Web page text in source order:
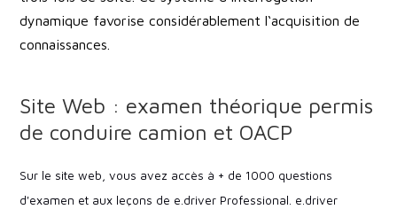
dynamique favorise considérablement l‘acquisition de
connaissances.
Site Web : examen théorique permis
de conduire camion et OACP
Sur le site web, vous avez accès à + de 1000 questions
d'examen et aux leçons de e.driver Professional. e.driver